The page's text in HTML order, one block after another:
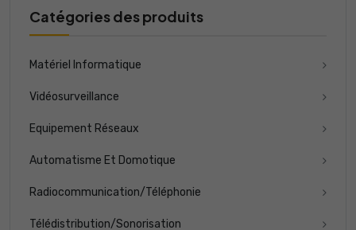
Catégories des produits
Matériel Informatique
Vidéosurveillance
Equipement Réseaux
Automatisme Et Domotique
Radiocommunication/Téléphonie
Télédistribution/Sonorisation